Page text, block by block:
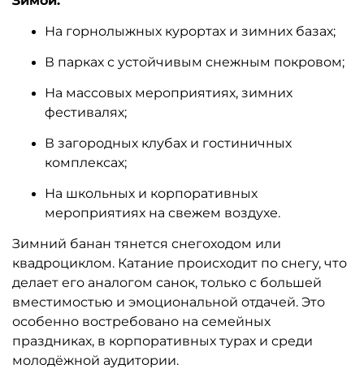
На горнолыжных курортах и зимних базах;
В парках с устойчивым снежным покровом;
На массовых мероприятиях, зимних
фестивалях;
В загородных клубах и гостиничных
комплексах;
На школьных и корпоративных
мероприятиях на свежем воздухе.
Зимний банан тянется снегоходом или
квадроциклом. Катание происходит по снегу, что
делает его аналогом санок, только с большей
вместимостью и эмоциональной отдачей. Это
особенно востребовано на семейных
праздниках, в корпоративных турах и среди
молодёжной аудитории.